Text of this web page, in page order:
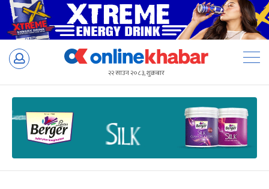
Skip
२२ साउन २०८३, शुक्रबार